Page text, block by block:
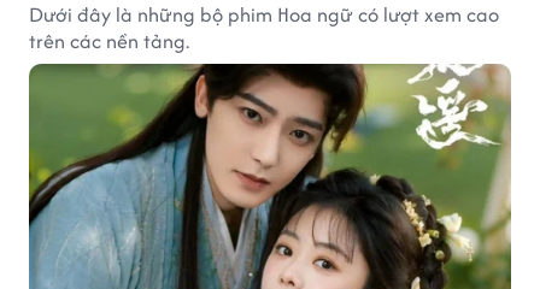
Dưới đây là những bộ phim Hoa ngữ có lượt xem cao
trên các nền tảng.